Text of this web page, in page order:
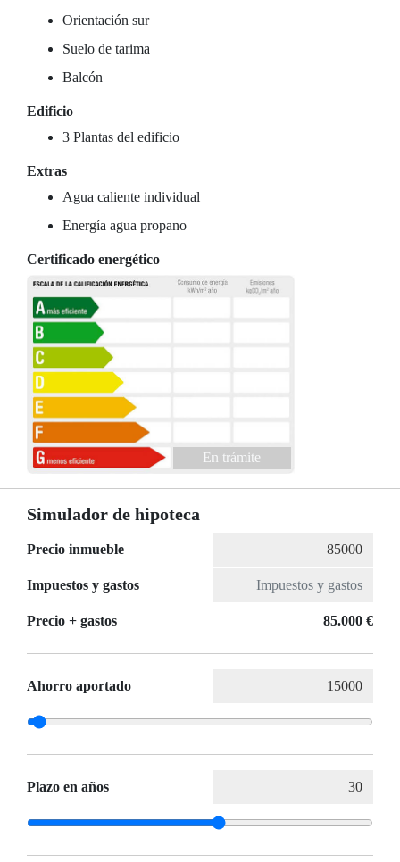
Orientación sur
Suelo de tarima
Balcón
Edificio
3 Plantas del edificio
Extras
Agua caliente individual
Energía agua propano
Certificado energético
En trámite
Simulador de hipoteca
Precio inmueble
Impuestos y gastos
Precio + gastos 85.000 €
Ahorro aportado
Plazo en años